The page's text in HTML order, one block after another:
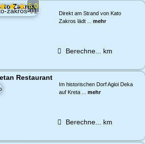
Zakros
★★ 5,0
Direkt am Strand von Kato
Zakros lädt ... mehr
Berechne... km
Restaurant
Im historischen Dorf Agioi Deka
auf Kreta ... mehr
Berechne... km